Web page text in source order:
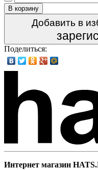
В корзину
Добавить в
Поделиться:
Интернет магазин